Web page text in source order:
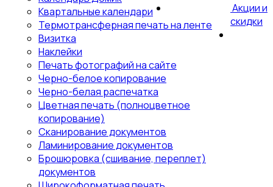
Квартальные календари
Термотрансферная печать на ленте
Визитка
Наклейки
Печать фотографий на сайте
Черно-белое копирование
Черно-белая распечатка
Цветная печать (полноцветное
копирование)
Сканирование документов
Ламинирование документов
Брошюровка (сшивание, переплет)
документов
Акции и
скидки